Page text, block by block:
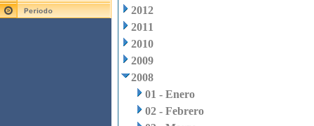
2012
2011
2010
2009
2008
01 - Enero
02 - Febrero